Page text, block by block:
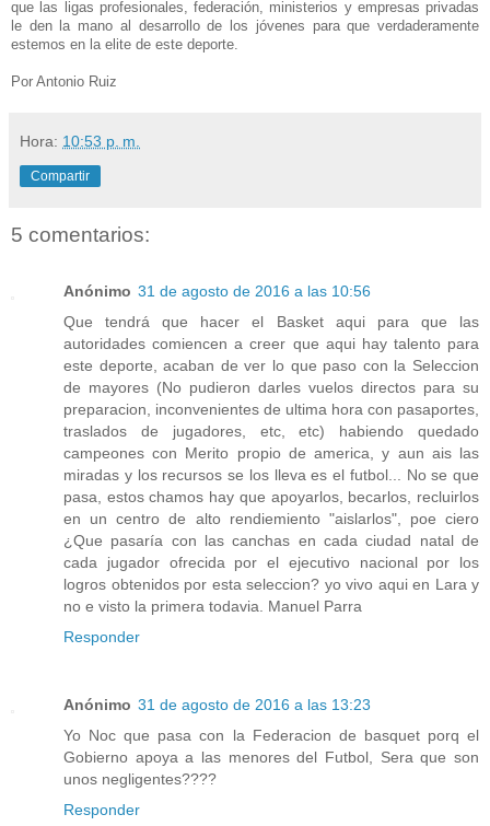
que las ligas profesionales, federación, ministerios y empresas privadas
le den la mano al desarrollo de los jóvenes para que verdaderamente
estemos en la elite de este deporte.
Por Antonio Ruiz
Hora: 10:53 p. m.
Compartir
5 comentarios:
Anónimo 31 de agosto de 2016 a las 10:56
Que tendrá que hacer el Basket aqui para que las
autoridades comiencen a creer que aqui hay talento para
este deporte, acaban de ver lo que paso con la Seleccion
de mayores (No pudieron darles vuelos directos para su
preparacion, inconvenientes de ultima hora con pasaportes,
traslados de jugadores, etc, etc) habiendo quedado
campeones con Merito propio de america, y aun ais las
miradas y los recursos se los lleva es el futbol... No se que
pasa, estos chamos hay que apoyarlos, becarlos, recluirlos
en un centro de alto rendiemiento "aislarlos", poe ciero
¿Que pasaría con las canchas en cada ciudad natal de
cada jugador ofrecida por el ejecutivo nacional por los
logros obtenidos por esta seleccion? yo vivo aqui en Lara y
no e visto la primera todavia. Manuel Parra
Responder
Anónimo 31 de agosto de 2016 a las 13:23
Yo Noc que pasa con la Federacion de basquet porq el
Gobierno apoya a las menores del Futbol, Sera que son
unos negligentes????
Responder